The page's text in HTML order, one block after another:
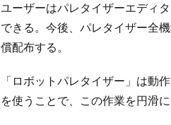
ユーザーはパレタイザーエディ
できる。今後、パレタイザー全
償配布する。
「ロボットパレタイザー」は動
を使うことで、この作業を円滑